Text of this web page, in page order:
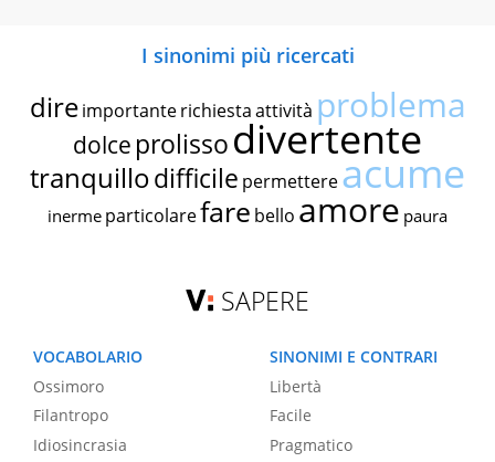
I sinonimi più ricercati
dire importante richiestaattività problema
dolce prolissodivertente
tranquillodifficile permettereacume
inerme particolarefare bello amore paura
SAPERE
VOCABOLARIO
Ossimoro
Filantropo
Idiosincrasia
SINONIMI E CONTRARI
Libertà
Facile
Pragmatico